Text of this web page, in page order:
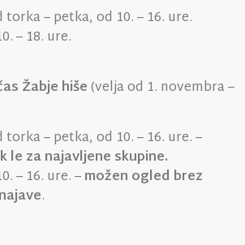
– petka, od 10. – 16. ure.
– 18. ure.
Žabje hiše(velja od 1. novembra –
– petka, od 10. – 16. ure. –
le zanajavljene skupine.
– 16. ure. –možen ogled brez
.